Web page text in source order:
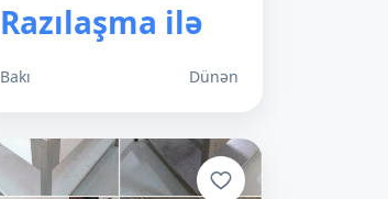
Razılaşma ilə
Bakı Dünən